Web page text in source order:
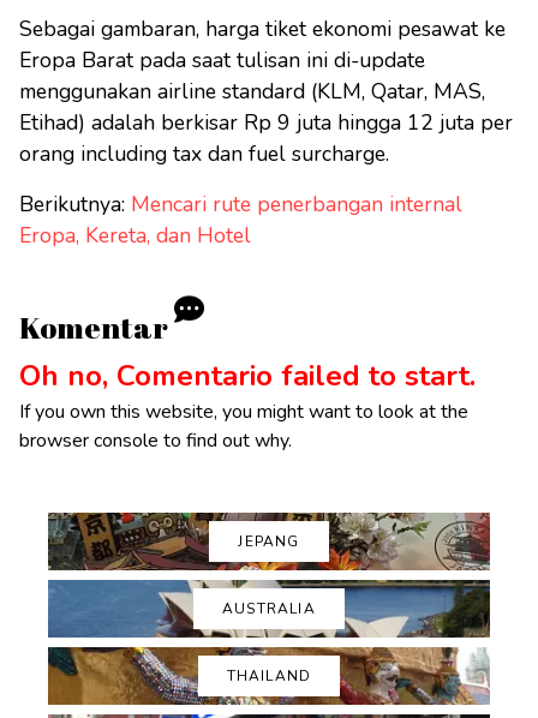
Sebagai gambaran, harga tiket ekonomi pesawat ke
Eropa Barat pada saat tulisan ini di-update
menggunakan airline standard (KLM, Qatar, MAS,
Etihad) adalah berkisar Rp 9 juta hingga 12 juta per
orang including tax dan fuel surcharge.
Berikutnya: Mencari rute penerbangan internal
Eropa, Kereta, dan Hotel
Komentar
Oh no, Comentario failed to start.
If you own this website, you might want to look at the
browser console to find out why.
JEPANG
AUSTRALIA
THAILAND